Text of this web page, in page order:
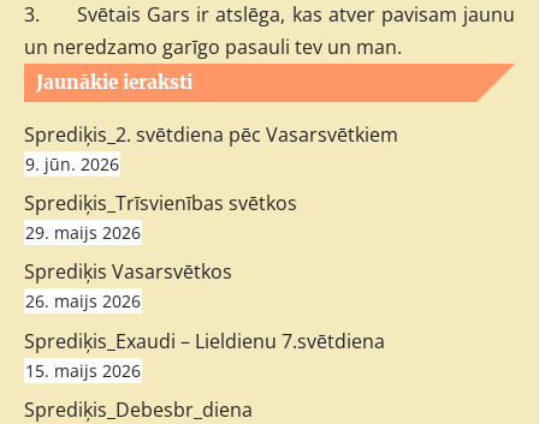
Jaunākie ieraksti
Sprediķis_2. svētdiena pēc Vasarsvētkiem
9. jūn. 2026
Sprediķis_Trīsvienības svētkos
29. maijs 2026
Sprediķis Vasarsvētkos
26. maijs 2026
Sprediķis_Exaudi – Lieldienu 7.svētdiena
15. maijs 2026
Sprediķis_Debesbr_diena
3.
Svētais Gars ir atslēga, kas atver pavisam jaunu
un neredzamo garīgo pasauli tev un man.